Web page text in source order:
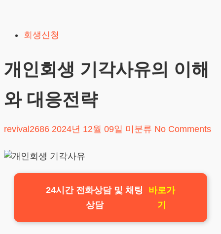
content
회생신청
개인회생 기각사유의 이해
와 대응전략
revival2686 2024년 12월 09일 미분류 No Comments
24시간 전화상담 및 채팅
상담
바로가
기